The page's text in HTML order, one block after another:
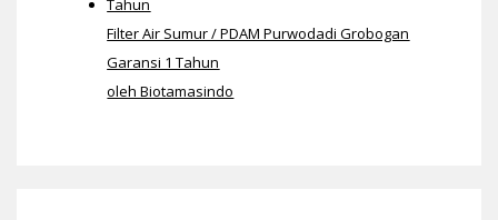
Filter Air Sumur / PDAM Purwodadi Grobogan
Garansi 1 Tahun
oleh Biotamasindo